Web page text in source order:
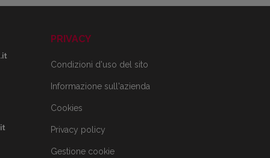
PRIVACY
Condizioni d'uso del sito
Informazione sull'azienda
Cookies
Privacy policy
Gestione cookie